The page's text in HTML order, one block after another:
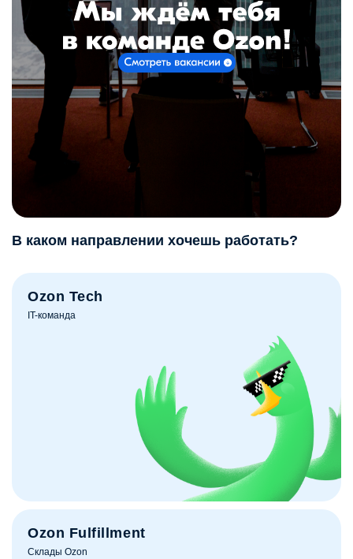
В каком направлении хочешь работать?
Ozon Tech
IT-команда
Ozon Fulfillment
Склады Ozon